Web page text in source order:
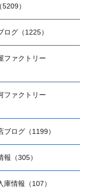
）
ログ（1225）
ファクトリー
ファクトリー
ブログ（1199）
報（305）
庫情報（107）